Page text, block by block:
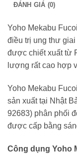
ĐÁNH GIÁ (0)
Yoho Mekabu
điều trị ung thư
được chiết xuất từ
lượng rất cao hợp
Yoho Mekabu
sản xuất tại Nhật
92683) phân phối
được cấp bằng
Công dụng Yoho